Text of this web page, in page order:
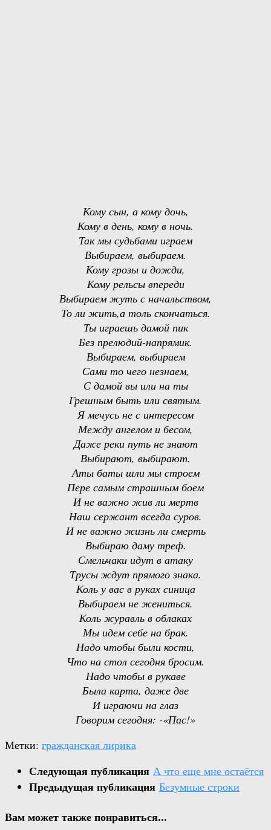
Кому сын, а кому дочь,
Кому в день, кому в ночь.
Так мы судьбами играем
Выбираем, выбираем.
Кому грозы и дожди,
Кому рельсы впереди
Выбираем жуть с начальством,
То ли жить,а толь скончаться.
Ты играешь дамой пик
Без прелюдий-напрямик.
Выбираем, выбираем
Сами то чего незнаем,
С дамой вы или на ты
Грешным быть или святым.
Я мечусь не с интересом
Между ангелом и бесом,
Даже реки путь не знают
Выбирают, выбирают.
Аты баты шли мы строем
Пере самым страшным боем
И не важно жив ли мертв
Наш сержант всегда суров.
И не важно жизнь ли смерть
Выбираю даму треф.
Смельчаки идут в атаку
Трусы ждут прямого знака.
Коль у вас в руках синица
Выбираем не жениться.
Коль журавль в облаках
Мы идем себе на брак.
Надо чтобы были кости,
Что на стол сегодня бросим.
Надо чтобы в рукаве
Была карта, даже две
И играючи на глаз
Говорим сегодня: -«Пас!»
Метки: гражданская лирика
Следующая публикация А что еще мне остаётся
Предыдущая публикация Безумные строки
Вам может также понравиться...